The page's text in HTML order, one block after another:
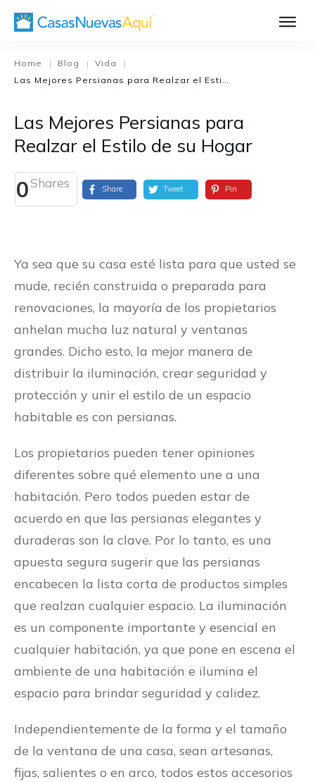
El Proceso de
Home | Blog | Vida
|
Las Mejores Persianas para Realzar el Estilo de su Hogar
Las Mejores Persianas para
Realzar el Estilo de su Hogar
0Shares Share Tweet Pin
Ya sea que su casa esté lista para que usted se
mude, recién construida o preparada para
renovaciones, la mayoría de los propietarios
anhelan mucha luz natural y ventanas
grandes. Dicho esto, la mejor manera de
distribuir la iluminación, crear seguridad y
protección y unir el estilo de un espacio
habitable es con persianas.
Los propietarios pueden tener opiniones
diferentes sobre qué elemento une a una
habitación. Pero todos pueden estar de
acuerdo en que las persianas elegantes y
duraderas son la clave. Por lo tanto, es una
apuesta segura sugerir que las persianas
encabecen la lista corta de productos simples
que realzan cualquier espacio. La iluminación
es un componente importante y esencial en
cualquier habitación, ya que pone en escena el
ambiente de una habitación e ilumina el
espacio para brindar seguridad y calidez.
Independientemente de la forma y el tamaño
de la ventana de una casa, sean artesanas,
fijas, salientes o en arco, todos estos accesorios